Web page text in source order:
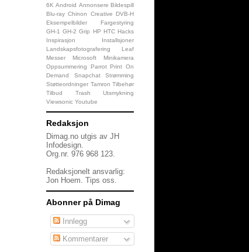
6K Android Annonsere Bildespill
Blu-ray Chinon Creative
DVB-H
Eksempelbilder
Fargestyring
GH-1 GH-2 Grip HP HTC Hacks
Inspirasjon
Installsjoner
Landskapsfotografering
Leaf
Messer
Microsoft
Minikamera
Oppsummering
Parrot Print On
Demand
Snapchat
Strømming
Støtteordninger Tamron Tilbehør
Tilbud
Trash
Utsmykning
Viewsonic Youtube
Redaksjon
Dimag.no utgis av JH
Infodesign.
Org.nr. 976 968 123.
Redaksjonelt ansvarlig:
Jon Hoem. Tips oss
Abonner på Dimag
Innlegg
Kommentarer